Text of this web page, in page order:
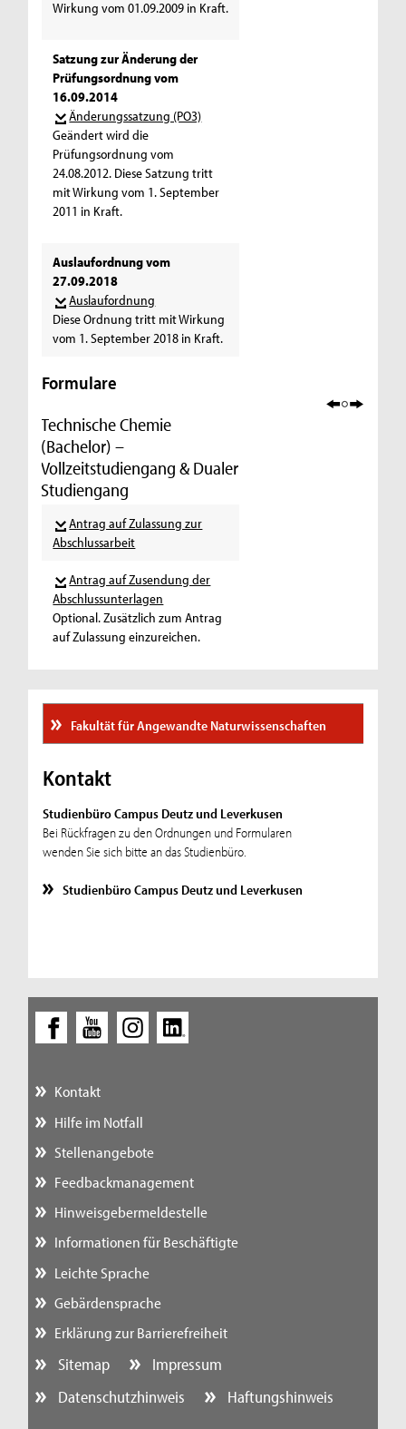
Wirkung vom 01.09.2009 in Kraft.
Satzung zur Änderung der
Prüfungsordnung vom
16.09.2014
Änderungssatzung (PO3)
Geändert wird die
Prüfungsordnung vom
24.08.2012. Diese Satzung tritt
mit Wirkung vom 1. September
2011 in Kraft.
Auslaufordnung vom
27.09.2018
Auslaufordnung
Diese Ordnung tritt mit Wirkung
vom 1. September 2018 in Kraft.
Formulare
Technische Chemie
(Bachelor) –
Vollzeitstudiengang & Dualer
Studiengang
Antrag auf Zulassung zur
Abschlussarbeit
Antrag auf Zusendung der
Abschlussunterlagen
Optional. Zusätzlich zum Antrag
auf Zulassung einzureichen.
Fakultät für Angewandte Naturwissenschaften
Kontakt
Studienbüro Campus Deutz und Leverkusen
Bei Rückfragen zu den Ordnungen und Formularen
wenden Sie sich bitte an das Studienbüro.
Studienbüro Campus Deutz und Leverkusen
Kontakt
Hilfe im Notfall
Stellenangebote
Feedbackmanagement
Hinweisgebermeldestelle
Informationen für Beschäftigte
Leichte Sprache
Gebärdensprache
Erklärung zur Barrierefreiheit
Sitemap
Impressum
Datenschutzhinweis
Haftungshinweis